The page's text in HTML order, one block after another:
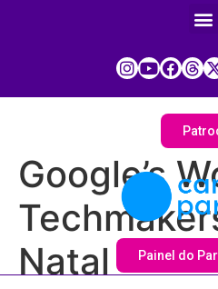
Painel do
Google’s
Natal